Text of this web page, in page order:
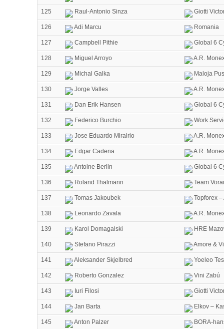
125 Raul-Antonio Sinza Giotti
126 Adi Marcu Romania
127 Campbell Pithie Global 6
128 Miguel Arroyo A.R.
129 Michal Galka Maloja
130 Jorge Valles A.R.
131 Dan Erik Hansen Global 6
132 Federico Burchio Work
133 Jose Eduardo Miralrio A.R.
134 Edgar Cadena A.R.
135 Antoine Berlin Global 6
136 Roland Thalmann Team
137 Tomas Jakoubek Topforex –
138 Leonardo Zavala A.R.
139 Karol Domagalski HRE
140 Stefano Pirazzi Amore &
141 Aleksander Skjelbred Yoeleo
142 Roberto Gonzalez Vini Zabú
143 Iuri Filosi Giotti
144 Jan Barta Elkov –
145 Anton Palzer BORA-